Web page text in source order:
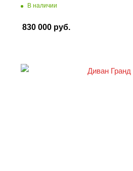
В наличии
830 000 руб.